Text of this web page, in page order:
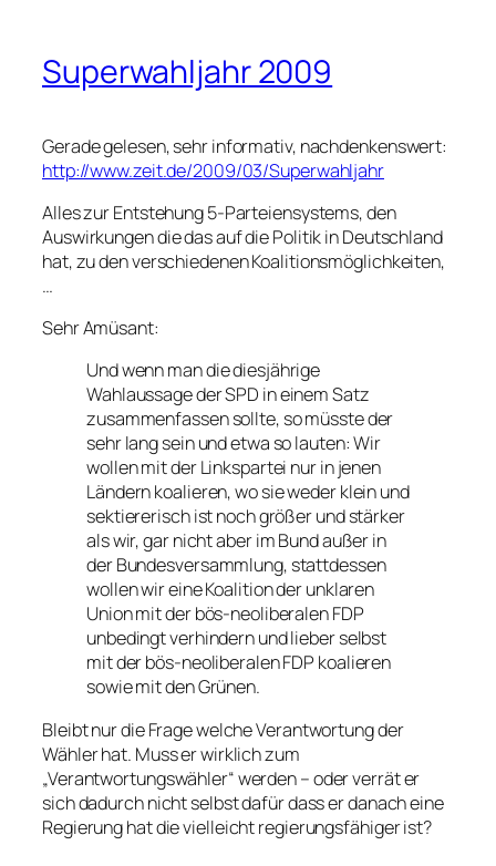
Superwahljahr 2009
Gerade gelesen, sehr informativ, nachdenkenswert:
http://www.zeit.de/2009/03/Superwahljahr
Alles zur Entstehung 5-Parteiensystems, den
Auswirkungen die das auf die Politik in Deutschland
hat, zu den verschiedenen Koalitionsmöglichkeiten,
…
Sehr Amüsant:
Und wenn man die diesjährige
Wahlaussage der SPD in einem Satz
zusammenfassen sollte, so müsste der
sehr lang sein und etwa so lauten: Wir
wollen mit der Linkspartei nur in jenen
Ländern koalieren, wo sie weder klein und
sektiererisch ist noch größer und stärker
als wir, gar nicht aber im Bund außer in
der Bundesversammlung, stattdessen
wollen wir eine Koalition der unklaren
Union mit der bös-neoliberalen FDP
unbedingt verhindern und lieber selbst
mit der bös-neoliberalen FDP koalieren
sowie mit den Grünen.
Bleibt nur die Frage welche Verantwortung der
Wähler hat. Muss er wirklich zum
„Verantwortungswähler“ werden – oder verrät er
sich dadurch nicht selbst dafür dass er danach eine
Regierung hat dievielleichtregierungsfähiger ist?